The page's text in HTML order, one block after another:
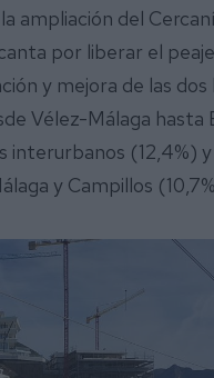
ampliación del
por liberar el
y mejora de las
Vélez-Málaga hasta
interurbanos (12,4%)
y Campillos